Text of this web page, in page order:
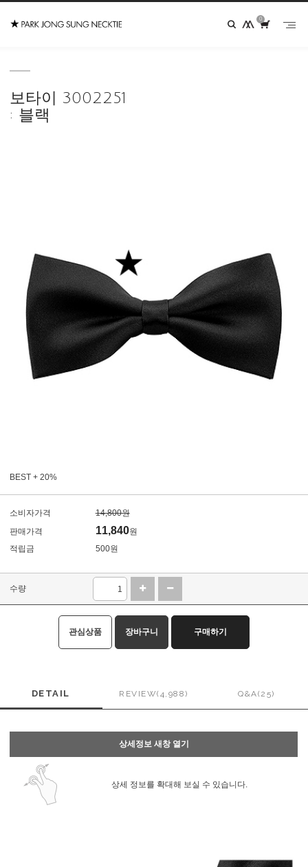
0
보타이 3002251
: 블랙
BEST + 20%
소비자가격
14,800원
판매가격
11,840원
적립금
500원
수량
관심상품 장바구니 구매하기
DETAIL REVIEW(4,988) Q&A(25)
상세정보 새창 열기
상세 정보를 확대해 보실 수 있습니다.